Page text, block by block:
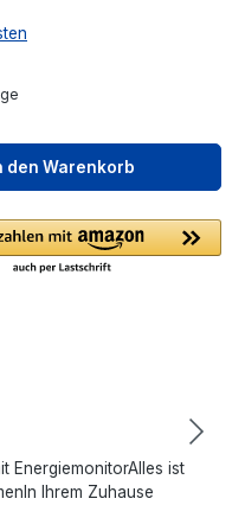
den Warenkorb
EnergiemonitorAlles ist
Ihrem Zuhause